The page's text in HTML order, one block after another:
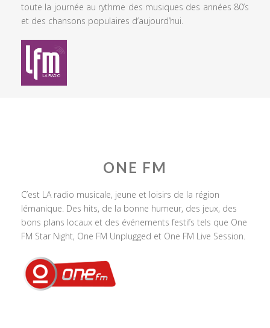
toute la journée au rythme des musiques des années 80’s
et des chansons populaires d’aujourd’hui.
ONE FM
C’est LA radio musicale, jeune et loisirs de la région
lémanique. Des hits, de la bonne humeur, des jeux, des
bons plans locaux et des événements festifs tels que One
FM Star Night, One FM Unplugged et One FM Live Session.